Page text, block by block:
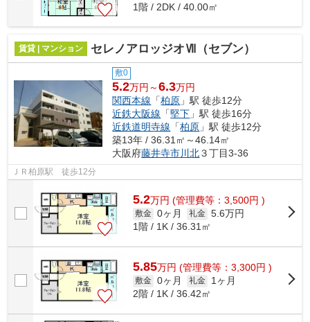
1階 / 2DK / 40.00㎡
賃貸 | マンション セレノアロッジオⅦ（セブン）
敷0
5.2万円～6.3万円
関西本線 「柏原 」駅 徒歩12分
近鉄大阪線 「堅下 」駅 徒歩16分
近鉄道明寺線 「柏原 」駅 徒歩12分
築13年 / 36.31㎡～46.14㎡
大阪府藤井寺市川北３丁目3-36
ＪＲ柏原駅 徒歩12分
5.2万円 (管理費等：3,500円 )
敷金 0ヶ月 礼金 5.6万円
1階 / 1K / 36.31㎡
5.85万円 (管理費等：3,300円 )
敷金 0ヶ月 礼金
1ヶ月
2階 / 1K / 36.42㎡